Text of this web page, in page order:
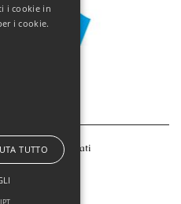
i diritti sono riservati
i cookie in
i cookie.
TUTTO